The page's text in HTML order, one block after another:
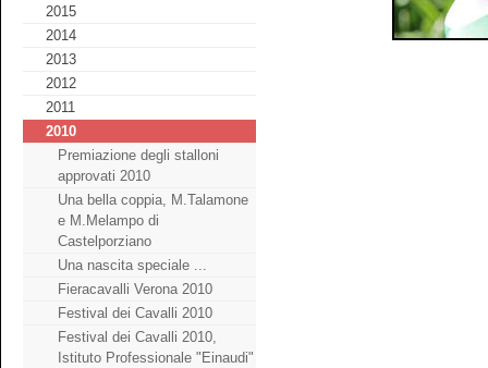
2015
2014
2013
2012
2011
2010
Premiazione degli stalloni
approvati 2010
Una bella coppia, M.Talamone
e M.Melampo di
Castelporziano
Una nascita speciale ...
Fieracavalli Verona 2010
Festival dei Cavalli 2010
Festival dei Cavalli 2010,
Istituto Professionale "Einaudi"